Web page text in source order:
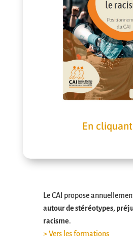
En
Le CAI propose
autour de stéréotypes,
racisme.
> Vers les formations